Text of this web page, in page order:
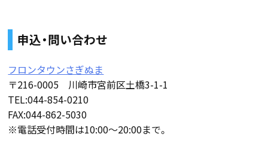
申込・問い合わせ
フロンタウンさぎぬま
〒216-0005 川崎市宮前区土橋3-1-1
TEL:044-854-0210
FAX:044-862-5030
※電話受付時間は10:00～20:00まで。